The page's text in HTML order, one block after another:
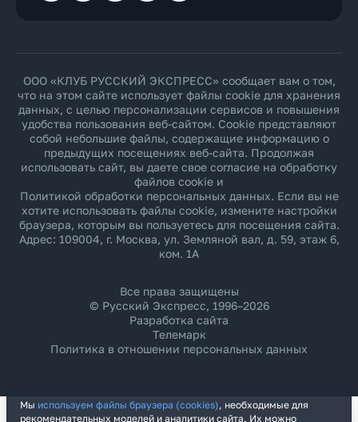
ООО «КЛУБ РУССКИЙ ЭКСПРЕСС» сообщает вам о том,
что на этом сайте использует файлы cookie для хранения
данных, с целью персонализации сервисов и повышения
удобства пользования веб-сайтом. Cookie представляют
собой небольшие файлы, содержащие информацию о
предыдущих посещениях веб-сайта. Продолжая
использовать сайт, вы даете свое согласие на обработку
файлов cookie и
Политикой обработки персональных данных. Если вы не
хотите использовать файлы cookie, измените настройки
браузера, которым вы пользуетесь для посещения сайта.
Адрес: 109004, г. Москва, ул. Земляной вал, д. 59, этаж 6,
ком. 1А
Все права защищены
© Русский Экспресс, 1996–2026
Разработка сайта
Телемарк
Политика в отношении персональных данных
Мы используем файлы браузера (cookies), необходимые для
рекомендательных моделей и аналитики сайта. Их можно